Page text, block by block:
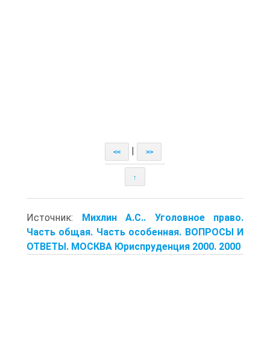
<< >>
↑
Источник: Михлин А.С.. Уголовное право.
Часть общая. Часть особенная. ВОПРОСЫ И
ОТВЕТЫ. МОСКВА Юриспруденция 2000. 2000